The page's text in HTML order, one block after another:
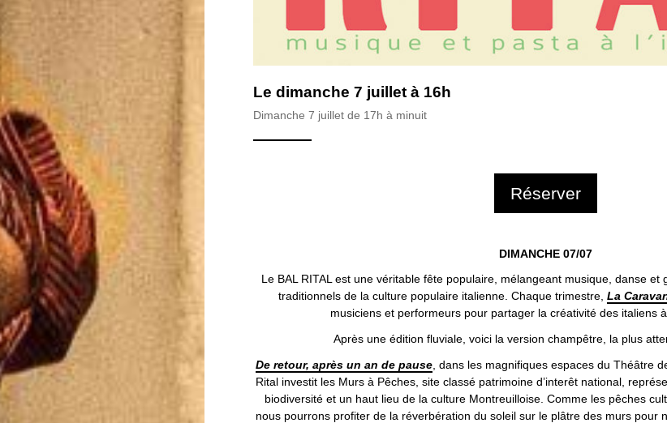
Le dimanche 7 juillet à 16h
Dimanche 7 juillet de 17h à minuit
Réserver
DIMANCHE 07/07
Le BAL RITAL est une véritable fête populaire, mélangeant musique, danse
traditionnels de la culture populaire italienne. Chaque trimestre, La
musiciens et performeurs pour partager la créativité des italiens
Après une édition fluviale, voici la version champêtre, la plus
De retour, après un an de pause , dans les magnifiques espaces du Théâtre
Rital investit les Murs à Pêches, site classé patrimoine d’interêt national,
biodiversité et un haut lieu de la culture Montreuilloise. Comme les pêches
nous pourrons profiter de la réverbération du soleil sur le plâtre des murs pour